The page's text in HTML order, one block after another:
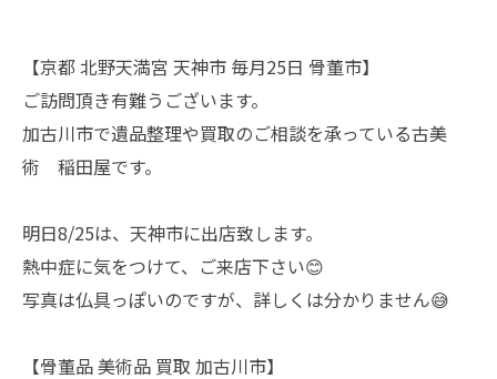
【京都 北野天満宮 天神市 毎月25日 骨董市】
ご訪問頂き有難うございます。
加古川市で遺品整理や買取のご相談を承っている古美
術 稲田屋です。
明日8/25は、天神市に出店致します。
熱中症に気をつけて、ご来店下さい😊
写真は仏具っぽいのですが、詳しくは分かりません😅
【骨董品 美術品 買取 加古川市】